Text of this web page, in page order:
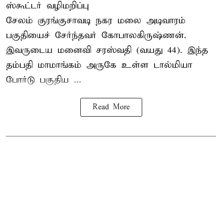
ஸ்கூட்டர் வழிமறிப்பு
சேலம் குரங்குசாவடி நகர மலை அடிவாரம்
பகுதியைச் சேர்ந்தவர் கோபாலகிருஷ்ணன்.
இவருடைய மனைவி சரஸ்வதி (வயது 44). இந்த
தம்பதி மாமாங்கம் அருகே உள்ள டால்மியா
போர்டு பகுதிய ...
Read More